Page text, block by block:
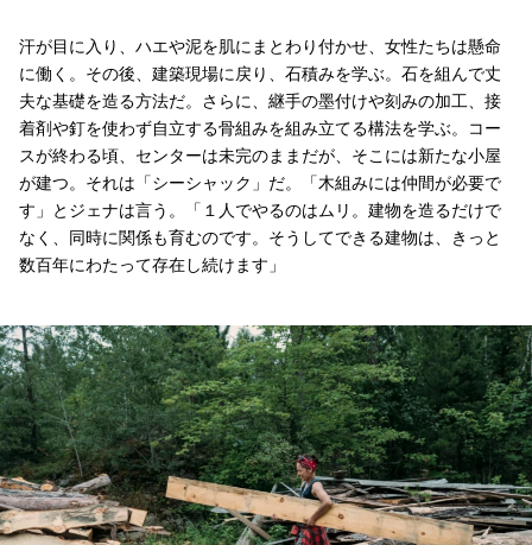
汗が目に入り、ハエや泥を肌にまとわり付かせ、女性たちは懸命
に働く。その後、建築現場に戻り、石積みを学ぶ。石を組んで丈
夫な基礎を造る方法だ。さらに、継手の墨付けや刻みの加工、接
着剤や釘を使わず自立する骨組みを組み立てる構法を学ぶ。コー
スが終わる頃、センターは未完のままだが、そこには新たな小屋
が建つ。それは「シーシャック」だ。「木組みには仲間が必要で
す」とジェナは言う。「１人でやるのはムリ。建物を造るだけで
なく、同時に関係も育むのです。そうしてできる建物は、きっと
数百年にわたって存在し続けます」
マリクルース・ロザーノ・リオス
「私が子供の頃、父は建築の仕事をしていました。小さい頃、仕事場に連れて行
腹が立ちましたよ。だって私は一生懸命働きたい。楽な仕事は嫌いです。６年間
アシュリー・デイビス（手前）
「キャンプに行ったことも、テントのバルコニーでお風呂に入ったこともなかっ
サラ・ラング（後列、オレンジのシャツ）
「私のお気に入りは、ここの家々を訪問すること。母娘みたいにね。『おやおや
ブリティーニ・デアーモン
「何もないところから、何かを作れることがいいですね。しかもそれを自分の両
ベス・ハルバーソン（後列に着席、白いシャツ）
「ここに来たら（生徒たちは）ホームセンターにばかり行かずに、どうやって仕
ケリシャ・パーマシュワリ
「男の世界で何かをするチャンスがあるなら、やるべきよ。それが何であろうと
ジェナ・ポラード
「私たちは、プロとして、エキスパートとして、その知識をほかの女性に伝えよ